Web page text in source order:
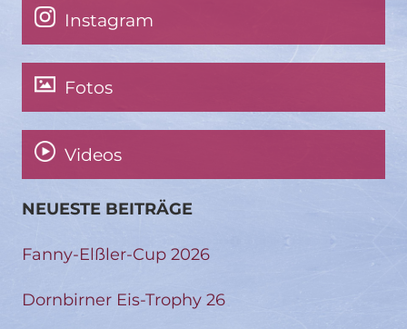
Instagram
Fotos
Videos
NEUESTE BEITRÄGE
Fanny-Elßler-Cup 2026
Dornbirner Eis-Trophy 26